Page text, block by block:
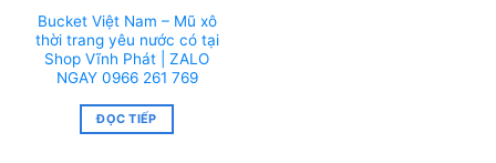
Bucket Việt Nam – Mũ xô
thời trang yêu nước có tại
Shop Vĩnh Phát | ZALO
NGAY 0966 261 769
ĐỌC TIẾP